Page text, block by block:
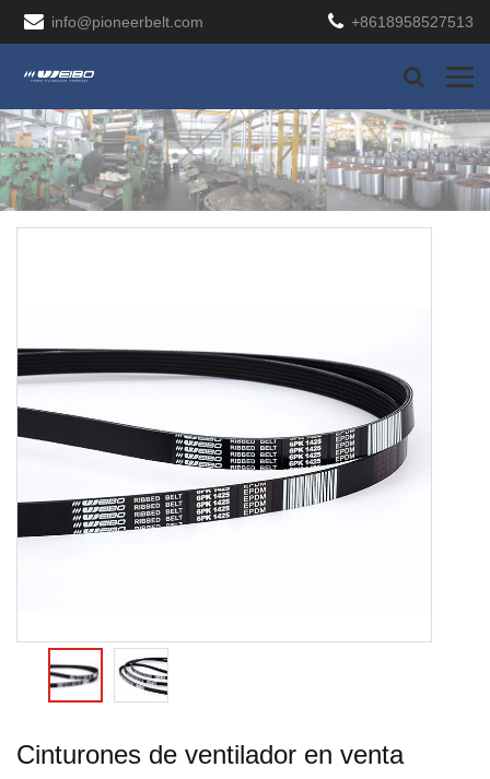
info@pioneerbelt.com +8618958527513
Cinturones de ventilador en venta